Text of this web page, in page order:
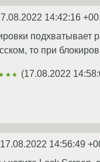
14:42:16
подхватывает
то при
(17.08.2022
17.08.2022 14:56:49